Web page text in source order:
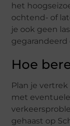
het
ochtend- of
je ook geen
Hoe
Plan je
met
gehaast op